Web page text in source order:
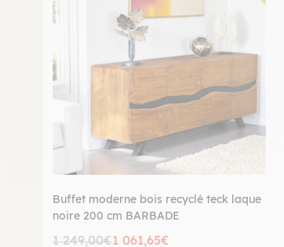
Buffet moderne bois recyclé teck laque
noire 200 cm BARBADE
1 249,00€1 061,65€